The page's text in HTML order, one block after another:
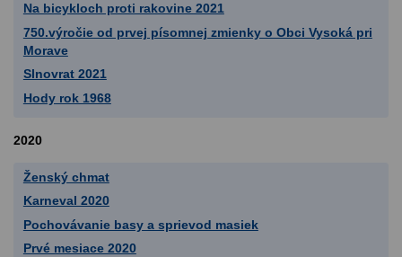
Na bicykloch proti rakovine 2021
750.výročie od prvej písomnej zmienky o Obci Vysoká pri
Morave
Slnovrat 2021
Hody rok 1968
2020
Ženský chmat
Karneval 2020
Pochovávanie basy a sprievod masiek
Prvé mesiace 2020